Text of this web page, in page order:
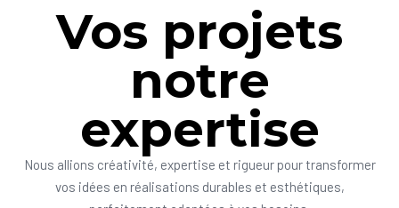
Vos projets
notre
expertise
Nous allions créativité, expertise et rigueur pour transformer
vos idées en réalisations durables et esthétiques,